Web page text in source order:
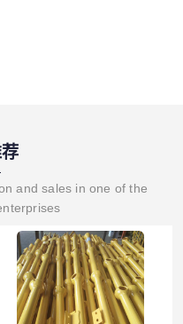
and sales in one of the